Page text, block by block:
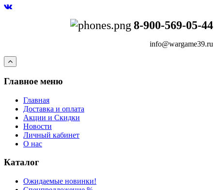
8-900-569-05-44
info@wargame39.ru
Главное меню
Главная
Доставка и оплата
Акции и Скидки
Новости
Личный кабинет
О нас
Каталог
Ожидаемые новинки!